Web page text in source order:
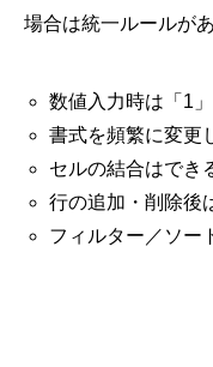
場合は統一ルールが
数値入力時は「1
書式を頻繁に変更
セルの結合はでき
行の追加・削除後
フィルター／ソー